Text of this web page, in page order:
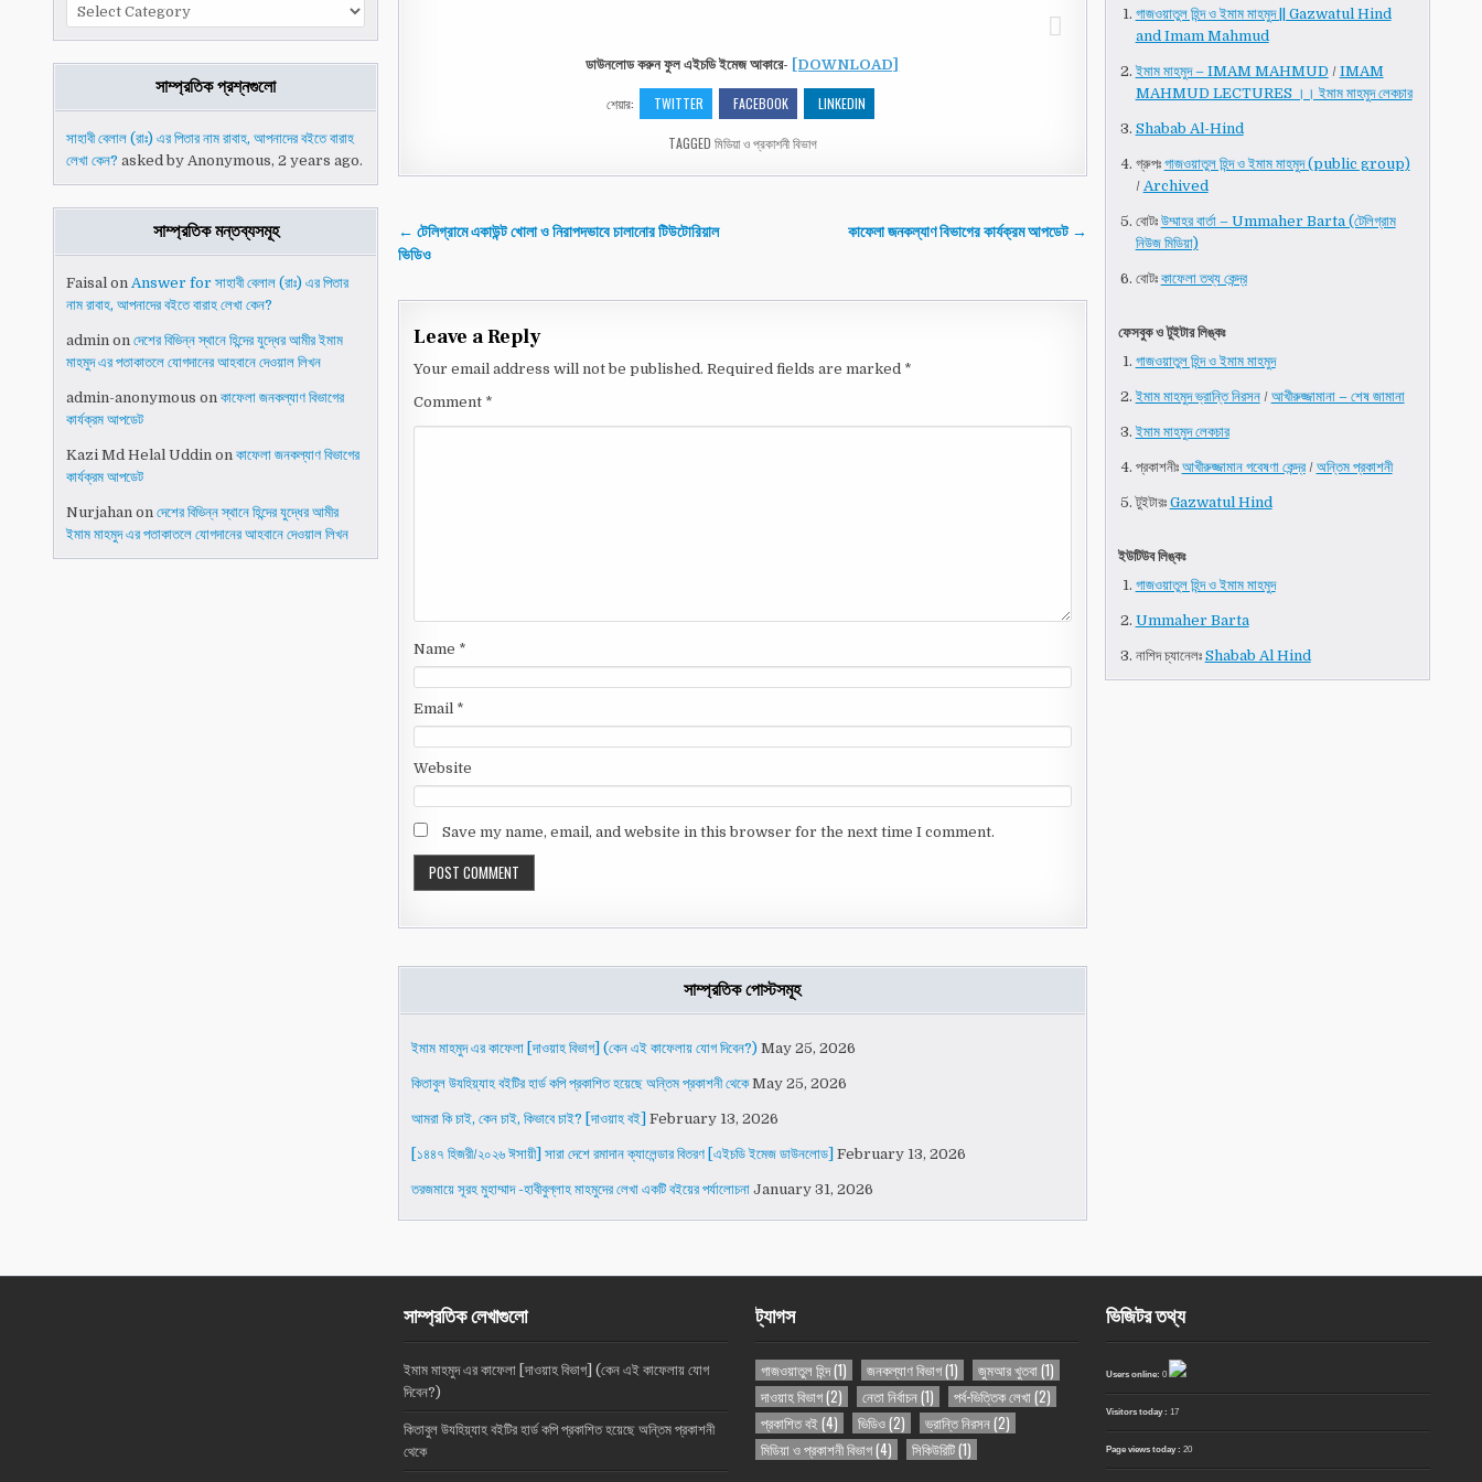
ডাউনলোড করুন ফুল এইচডি ইমেজ আকারে- [DOWNLOAD]
শেয়ার: TWITTER FACEBOOK LINKEDIN
TAGGED মিডিয়া ও প্রকাশনী বিভাগ
Post
navigation
কাফেলা জনকল্যাণ বিভাগের কার্যক্রম আপডেট →
← টেলিগ্রামে একাউন্ট খোলা ও নিরাপদভাবে চালানোর টিউটোরিয়াল
ভিডিও
Leave a Reply
Your email address will not be published. Required fields are marked *
Comment *
Name *
Email *
Website
Save my name, email, and website in this browser for the next time I comment.
সাম্প্রতিক পোস্টসমূহ
ইমাম মাহমুদ এর কাফেলা [দাওয়াহ বিভাগ] (কেন এই কাফেলায় যোগ দিবেন?) May 25, 2026
কিতাবুল উযহিয়্যাহ বইটির হার্ড কপি প্রকাশিত হয়েছে অন্তিম প্রকাশনী থেকে May 25, 2026
আমরা কি চাই, কেন চাই, কিভাবে চাই? [দাওয়াহ বই] February 13, 2026
[১৪৪৭ হিজরী/২০২৬ ঈসায়ী] সারা দেশে রমাদান ক্যালেন্ডার বিতরণ [এইচডি ইমেজ ডাউনলোড] February 13, 2026
তরজমায়ে সূরহ মুহাম্মাদ -হাবীবুল্লাহ মাহমুদের লেখা একটি বইয়ের পর্যালোচনা January 31, 2026
বিষয়ভিত্তিক
লেখাগুলো
সাম্প্রতিক প্রশ্নগুলো
সাহাবী বেলাল (রাঃ) এর পিতার নাম রাবাহ, আপনাদের বইতে বারাহ
লেখা কেন? asked by Anonymous, 2 years ago.
সাম্প্রতিক মন্তব্যসমূহ
Faisal onAnswer for সাহাবী বেলাল (রাঃ) এর পিতার
নাম রাবাহ, আপনাদের বইতে বারাহ লেখা কেন?
admin onদেশের বিভিন্ন স্থানে হিন্দের যুদ্ধের আমীর ইমাম
মাহমুদ এর পতাকাতলে যোগদানের আহবানে দেওয়াল লিখন
admin-anonymous onকাফেলা জনকল্যাণ বিভাগের
কার্যক্রম আপডেট
Kazi Md Helal Uddin onকাফেলা জনকল্যাণ বিভাগের
কার্যক্রম আপডেট
Nurjahan onদেশের বিভিন্ন স্থানে হিন্দের যুদ্ধের আমীর
ইমাম মাহমুদ এর পতাকাতলে যোগদানের আহবানে দেওয়াল লিখন
গাজওয়াতুল হিন্দ ও ইমাম মাহমুদ || Gazwatul Hind
and Imam Mahmud
ইমাম মাহমুদ – IMAM MAHMUD / IMAM
MAHMUD LECTURES ।। ইমাম মাহমুদ লেকচার
Shabab Al-Hind
গ্রুপঃ গাজওয়াতুল হিন্দ ও ইমাম মাহমুদ (public group)
/ Archived
বোটঃ উম্মাহর বার্তা – Ummaher Barta (টেলিগ্রাম
নিউজ মিডিয়া)
বোটঃ কাফেলা তথ্য কেন্দ্র
ফেসবুক ও টুইটার লিঙ্কঃ
গাজওয়াতুল হিন্দ ও ইমাম মাহমুদ
ইমাম মাহমুদ ভ্রান্তি নিরসন/ আখীরুজ্জামানা – শেষ জামানা
ইমাম মাহমুদ লেকচার
প্রকাশনীঃ আখীরুজ্জামান গবেষণা কেন্দ্র/ অন্তিম প্রকাশনী
টুইটারঃ Gazwatul Hind
ইউটিউব লিঙ্কঃ
গাজওয়াতুল হিন্দ ও ইমাম মাহমুদ
Ummaher Barta
নাশিদ চ্যানেলঃ Shabab Al Hind
সাম্প্রতিক লেখাগুলো
ইমাম মাহমুদ এর কাফেলা [দাওয়াহ বিভাগ] (কেন এই কাফেলায় যোগ
দিবেন?)
কিতাবুল উযহিয়্যাহ বইটির হার্ড কপি প্রকাশিত হয়েছে অন্তিম প্রকাশনী
থেকে
ট্যাগস
গাজওয়াতুল হিন্দ(1) জনকল্যাণ বিভাগ(1) জুমআর খুতবা(1)
দাওয়াহ বিভাগ(2) নেতা নির্বাচন(1) পর্ব-ভিত্তিক লেখা(2)
প্রকাশিত বই(4) ভিডিও(2) ভ্রান্তি নিরসন(2)
মিডিয়া ও প্রকাশনী বিভাগ(4) সিকিউরিটি(1)
ভিজিটর তথ্য
Users online:0
Visitors today :17
Page views today :20